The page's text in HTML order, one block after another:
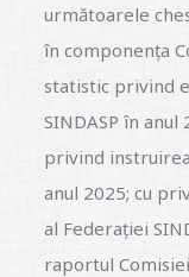
următoarele
în componența
statistic privind
SINDASP în
privind
anul 2025; cu
al Federației
raportul